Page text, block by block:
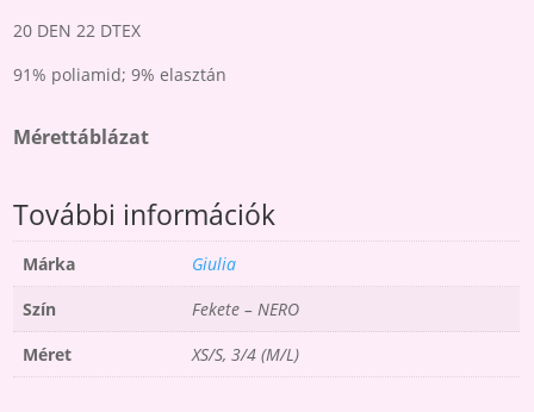
20 DEN 22 DTEX
91% poliamid; 9% elasztán
Mérettáblázat
További információk
Márka
Giulia
Szín
Fekete – NERO
Méret
XS/S, 3/4 (M/L)